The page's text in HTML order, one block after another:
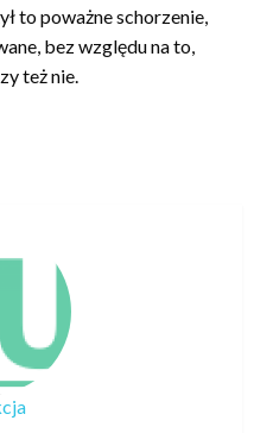
to poważne schorzenie,
bez względu na to,
też nie.